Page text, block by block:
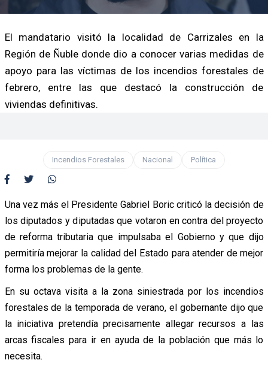
El mandatario visitó la localidad de Carrizales en la
Región de Ñuble donde dio a conocer varias medidas de
apoyo para las víctimas de los incendios forestales de
febrero, entre las que destacó la construcción de
viviendas definitivas.
Incendios Forestales Nacional Política
Una vez más el Presidente Gabriel Boric criticó la decisión de
los diputados y diputadas que votaron en contra del proyecto
de reforma tributaria que impulsaba el Gobierno y que dijo
permitiría mejorar la calidad del Estado para atender de mejor
forma los problemas de la gente.
En su octava visita a la zona siniestrada por los incendios
forestales de la temporada de verano, el gobernante dijo que
la iniciativa pretendía precisamente allegar recursos a las
arcas fiscales para ir en ayuda de la población que más lo
necesita.